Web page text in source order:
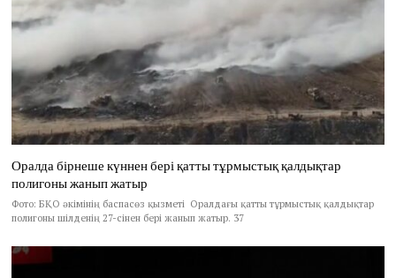
Оралда бірнеше күннен бері қатты тұрмыстық қалдықтар
полигоны жанып жатыр
Фото: БҚО әкімінің баспасөз қызметі Оралдағы қатты тұрмыстық қалдықтар
полигоны шілденің 27-сінен бері жанып жатыр. 37